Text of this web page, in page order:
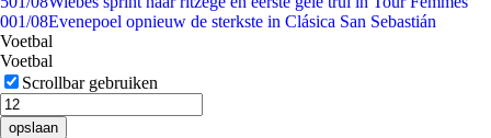
001/08Evenepoel opnieuw de sterkste in Clásica San Sebastián
Voetbal
Voetbal
Scrollbar gebruiken
opslaan